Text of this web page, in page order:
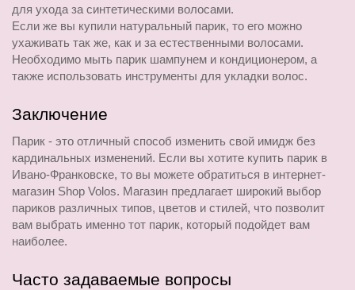
для ухода за синтетическими волосами.
Если же вы купили натуральный парик, то его можно
ухаживать так же, как и за естественными волосами.
Необходимо мыть парик шампунем и кондиционером, а
также использовать инструменты для укладки волос.
Заключение
Парик - это отличный способ изменить свой имидж без
кардинальных изменений. Если вы хотите купить парик в
Ивано-Франковске, то вы можете обратиться в интернет-
магазин Shop Volos. Магазин предлагает широкий выбор
париков различных типов, цветов и стилей, что позволит
вам выбрать именно тот парик, который подойдет вам
наиболее.
Часто задаваемые вопросы